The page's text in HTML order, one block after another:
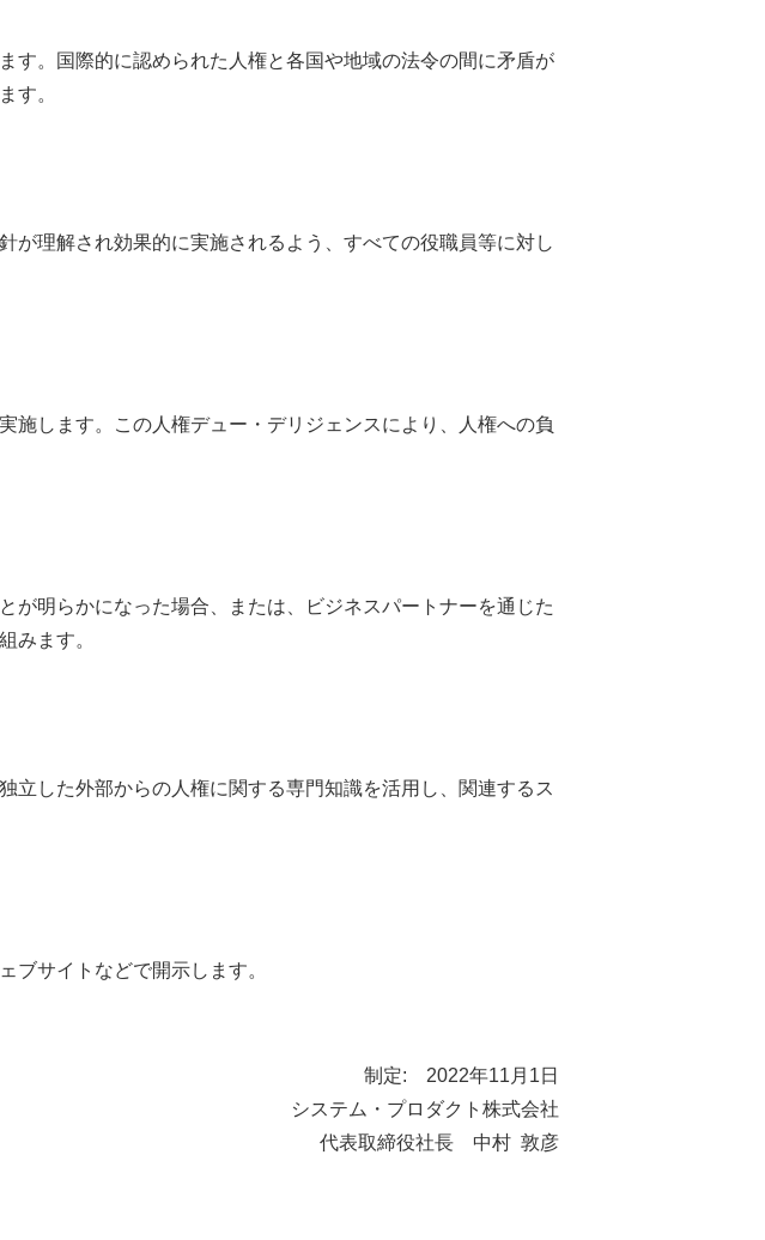
す。国際的に認められた人権と各国や地域の法令の間に矛盾が
す。
が理解され効果的に実施されるよう、すべての役職員等に対し
施します。この人権デュー・デリジェンスにより、人権への負
が明らかになった場合、または、ビジネスパートナーを通じた
みます。
立した外部からの人権に関する専門知識を活用し、関連するス
ブサイトなどで開示します。
制定: 2022年11月1日
システム・プロダクト株式会社
代表取締役社長 中村 敦彦